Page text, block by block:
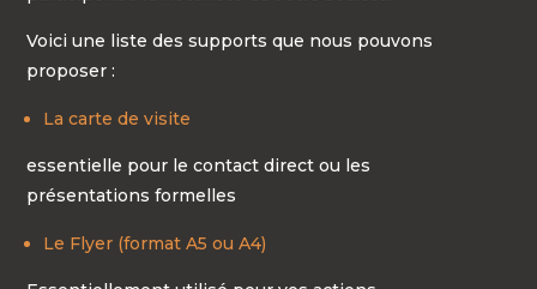
Voici une liste des supports que nous pouvons
proposer :
La carte de visite
essentielle pour le contact direct ou les
présentations formelles
Le Flyer (format A5 ou A4)